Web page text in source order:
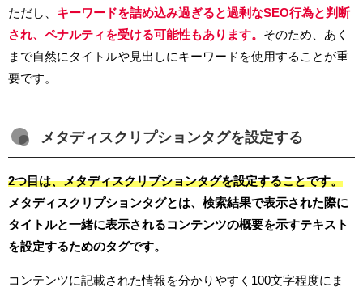
ただし、 キーワードを詰め込み過ぎると過剰なSEO行為と判断
され、ペナルティを受ける可能性もあります。 そのため、あく
まで自然にタイトルや見出しにキーワードを使用することが重
要です。
メタディスクリプションタグを設定する
2つ目は、メタディスクリプションタグを設定することです。
メタディスクリプションタグとは、検索結果で表示された際に
タイトルと一緒に表示されるコンテンツの概要を示すテキスト
を設定するためのタグです。
コンテンツに記載された情報を分かりやすく100文字程度にま